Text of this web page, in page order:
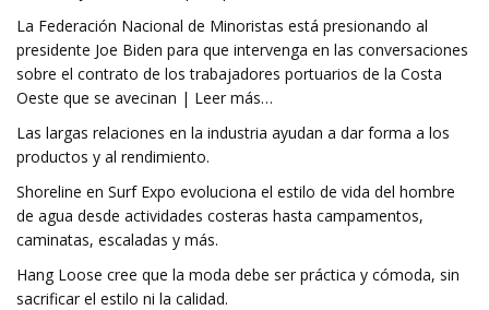
La Federación Nacional de Minoristas está presionando al
presidente Joe Biden para que intervenga en las conversaciones
sobre el contrato de los trabajadores portuarios de la Costa
Oeste que se avecinan | Leer más…
Las largas relaciones en la industria ayudan a dar forma a los
productos y al rendimiento.
Shoreline en Surf Expo evoluciona el estilo de vida del hombre
de agua desde actividades costeras hasta campamentos,
caminatas, escaladas y más.
Hang Loose cree que la moda debe ser práctica y cómoda, sin
sacrificar el estilo ni la calidad.